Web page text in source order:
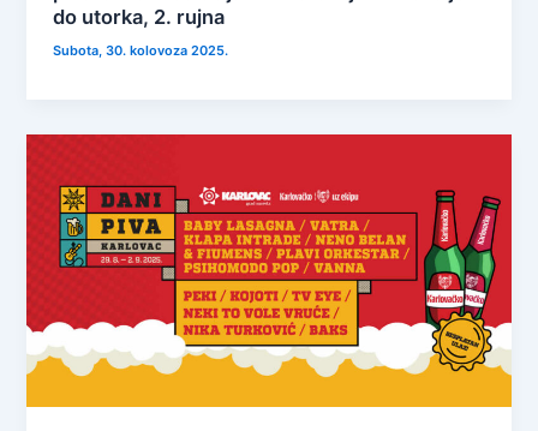
do utorka, 2. rujna
Subota, 30. kolovoza 2025.